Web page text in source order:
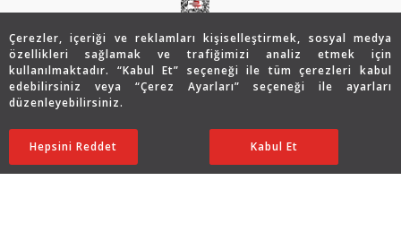
Çerezler, içeriği ve reklamları kişiselleştirmek, sosyal medya
özellikleri sağlamak ve trafiğimizi analiz etmek için
kullanılmaktadır. “Kabul Et” seçeneği ile tüm çerezleri kabul
edebilirsiniz veya “Çerez Ayarları” seçeneği ile ayarları
düzenleyebilirsiniz.
Ayarları Düzenle
Hepsini Reddet Kabul Et
30.447 TL
24.371TL
23.152 TL SATIN ALIN
Copyright © 2026 Assos Pırlanta - Bu sitenin tüm hakları